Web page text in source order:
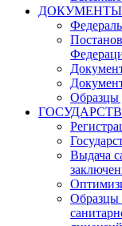
ДОКУМЕНТЫ
Образцы
Выдача
Образцы